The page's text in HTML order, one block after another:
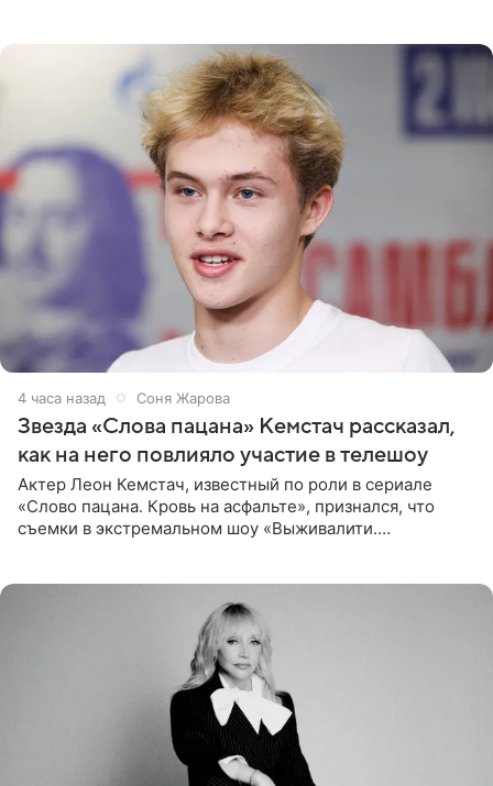
4 часа назад Соня Жарова
Звезда «Слова пацана» Кемстач рассказал,
как на него повлияло участие в телешоу
Актер Леон Кемстач, известный по роли в сериале
«Слово пацана. Кровь на асфальте», признался, что
съемки в экстремальном шоу «Выживалити.